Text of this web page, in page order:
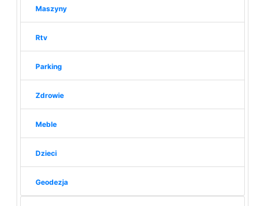
Maszyny
Rtv
Parking
Zdrowie
Meble
Dzieci
Geodezja